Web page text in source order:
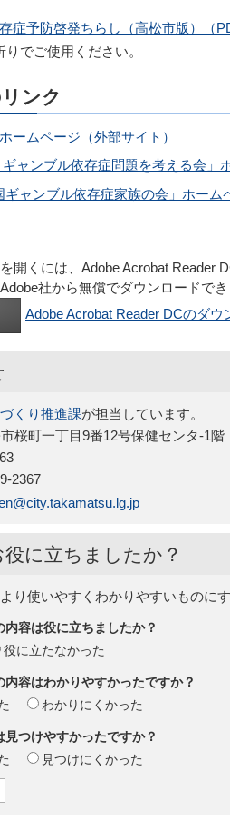
症予防啓発ちらし（高松市版）（
でご使用ください。
ンク
ームページ（外部サイト）
ギャンブル依存症問題を考える会」
ギャンブル依存症家族の会」ホーム
開くには、Adobe Acrobat Reader
社から無償でダウンロードでき
Adobe Acrobat Reader DCのダウ
くり推進課が担当しています。
桜町一丁目9番12号保健センタ-1階
2367
に立ちましたか？
り使いやすくわかりやすいものに
容は役に立ちましたか？
役に立たなかった
容はわかりやすかったですか？
わかりにくかった
つけやすかったですか？
見つけにくかった